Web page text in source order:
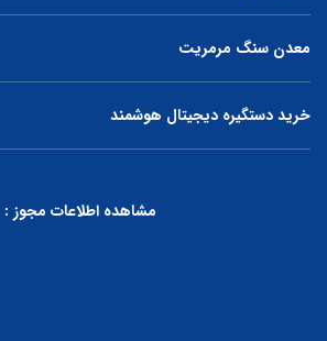
معدن سنگ مرمریت
خرید دستگیره دیجیتال هوشمند
مشاهده اطلاعات مجوز :